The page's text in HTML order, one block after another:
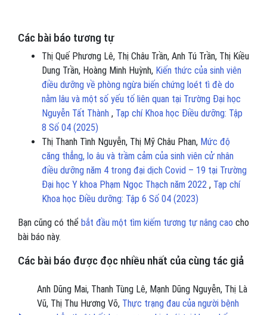
Các bài báo tương tự
Thị Quế Phương Lê, Thị Châu Trần, Anh Tú Trần, Thị Kiều
Dung Trần, Hoàng Minh Huỳnh, Kiến thức của sinh viên
điều dưỡng về phòng ngừa biến chứng loét tì đè do
nằm lâu và một số yếu tố liên quan tại Trường Đại học
Nguyễn Tất Thành , Tạp chí Khoa học Điều dưỡng: Tập
8 Số 04 (2025)
Thị Thanh Tình Nguyễn, Thị Mỹ Châu Phan, Mức độ
căng thẳng, lo âu và trầm cảm của sinh viên cử nhân
điều dưỡng năm 4 trong đại dịch Covid – 19 tại Trường
Đại học Y khoa Phạm Ngọc Thạch năm 2022 , Tạp chí
Khoa học Điều dưỡng: Tập 6 Số 04 (2023)
Bạn cũng có thể bắt đầu một tìm kiếm tương tự nâng cao cho
bài báo này.
Các bài báo được đọc nhiều nhất của cùng tác giả
Anh Dũng Mai, Thanh Tùng Lê, Mạnh Dũng Nguyễn, Thị Là
Vũ, Thị Thu Hương Võ, Thực trạng đau của người bệnh